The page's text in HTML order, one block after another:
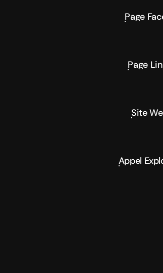
Page
Page
Page
Page
Site
Site
Appel
Appel